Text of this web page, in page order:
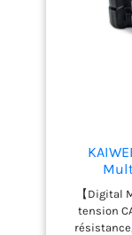
CA/
【Digital
tension